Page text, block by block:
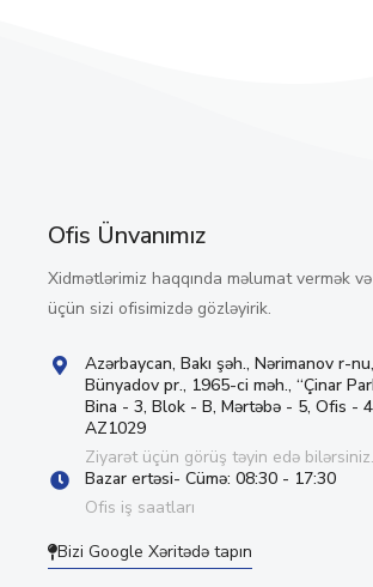
Ofis Ünvanımız
Xidmətlərimiz haqqında məlumat vermək
üçün sizi ofisimizdə gözləyirik.
Azərbaycan, Bakı şəh., Nərimanov r-
Bünyadov pr., 1965-ci məh., “Çinar
Bina - 3, Blok - B, Mərtəbə - 5, Ofis -
AZ1029
Ziyarət üçün görüş təyin edə bilərsiniz.
Bazar ertəsi- Cümə: 08:30 - 17:30
Ofis iş saatları
Bizi Google Xəritədə tapın